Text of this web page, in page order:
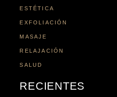
ESTÉTICA
EXFOLIACIÓN
MASAJE
RELAJACIÓN
SALUD
RECIENTES